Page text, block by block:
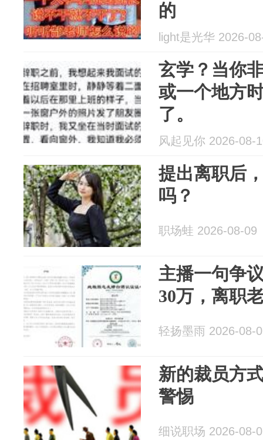
的
light是光华 2026-
玄学？当你
或一个地方
了。
风起见你 2026-08-
提出离职后
吗？
职场蛙 2026-08-09
主播一句争
30万，离职
轻扬墨雨 2026-08-
新的裁员方
警惕
细说职场 2026-08-